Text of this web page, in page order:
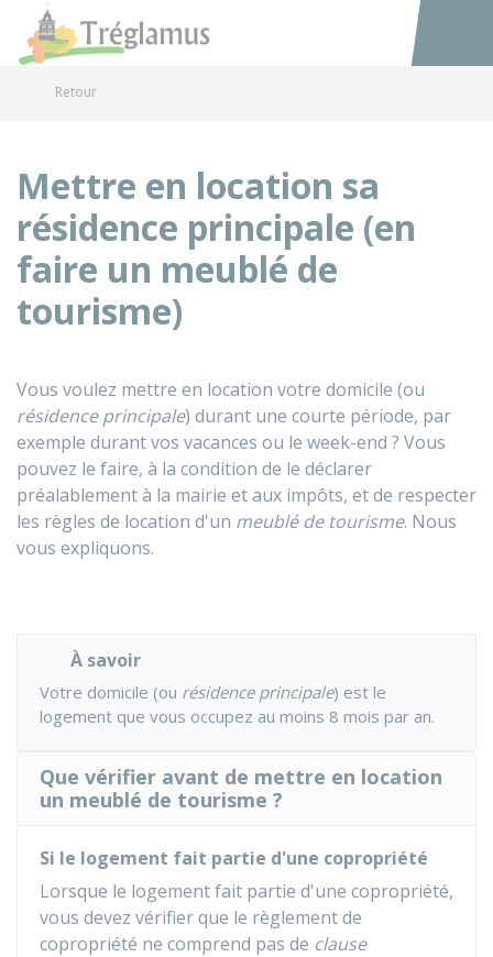
Accéder
Retour
Mettre en location sa
résidence principale (en
faire un meublé de
tourisme)
Vous voulez mettre en location votre domicile (ou
résidence principale) durant une courte période, par
exemple durant vos vacances ou le week-end ? Vous
pouvez le faire, à la condition de le déclarer
préalablement à la mairie et aux impôts, et de respecter
les règles de location d'un meublé de tourisme. Nous
vous expliquons.
À savoir
Votre domicile (ou résidence principale) est le
logement que vous occupez au moins 8 mois par an.
Que vérifier avant de mettre en location
un meublé de tourisme ?
Si le logement fait partie d'une copropriété
Lorsque le logement fait partie d'une copropriété,
vous devez vérifier que le règlement de
copropriété ne comprend pas de clause